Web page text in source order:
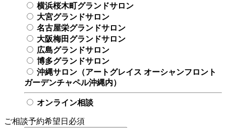
横浜桜木町グランドサロン
大宮グランドサロン
名古屋栄グランドサロン
大阪梅田グランドサロン
広島グランドサロン
博多グランドサロン
沖縄サロン（アートグレイス オーシャンフロント
ガーデンチャペル沖縄内）
オンライン相談
ご相談予約希望日 必須